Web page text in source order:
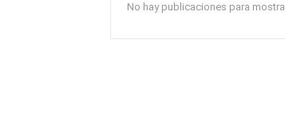
No hay publicaciones para